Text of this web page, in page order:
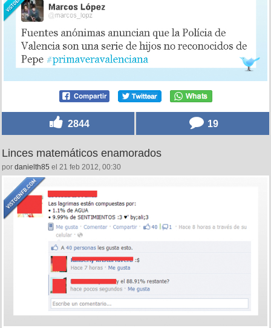
2844 19
Linces matemáticos enamorados
por danielth85 el 21 feb 2012, 00:30